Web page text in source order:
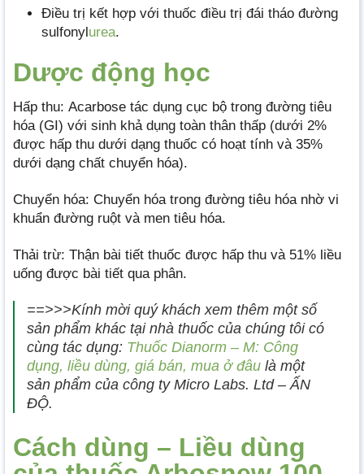
Điều trị kết hợp với thuốc điều trị đái tháo đường
sulfonylurea.
Dược động học
Hấp thu: Acarbose tác dụng cục bộ trong đường tiêu
hóa (GI) với sinh khả dụng toàn thân thấp (dưới 2%
được hấp thu dưới dạng thuốc có hoạt tính và 35%
dưới dạng chất chuyển hóa).
Chuyển hóa: Chuyển hóa trong đường tiêu hóa nhờ vi
khuẩn đường ruột và men tiêu hóa.
Thải trừ: Thận bài tiết thuốc được hấp thu và 51% liều
uống được bài tiết qua phân.
==>>>Kính mời quý khách xem thêm một số
sản phẩm khác tại nhà thuốc của chúng tôi có
cùng tác dụng: Thuốc Dianorm – M: Công
dụng, liều dùng, giá bán, mua ở đâu là một
sản phẩm của công ty Micro Labs. Ltd – ẤN
ĐỘ.
Cách dùng – Liều dùng